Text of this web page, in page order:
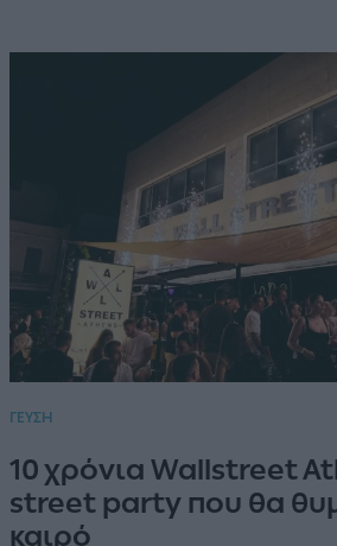
ΓΕΥΣΗ
10 χρόνια Wallstreet
street party που θα
καιρό